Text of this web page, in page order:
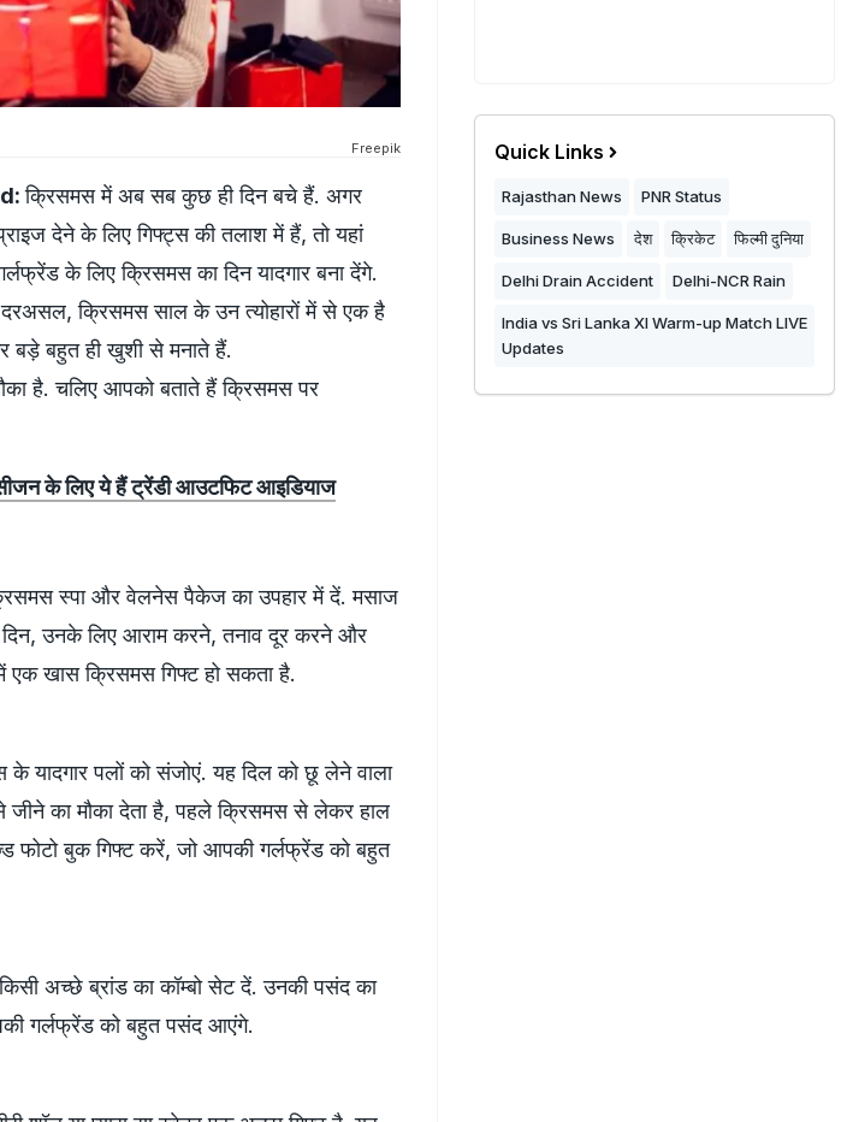
Freepik
क्रिसमस में अब सब कुछ ही दिन बचे हैं. अगर
देने के लिए गिफ्ट्स की तलाश में हैं, तो यहां
के लिए क्रिसमस का दिन यादगार बना देंगे.
क्रिसमस साल के उन त्योहारों में से एक है
बड़े बहुत ही खुशी से मनाते हैं.
है. चलिए आपको बताते हैं क्रिसमस पर
के लिए ये हैं ट्रेंडी आउटफिट आइडियाज
स्पा और वेलनेस पैकेज का उपहार में दें. मसाज
दिन, उनके लिए आराम करने, तनाव दूर करने और
एक खास क्रिसमस गिफ्ट हो सकता है.
यादगार पलों को संजोएं. यह दिल को छू लेने वाला
का मौका देता है, पहले क्रिसमस से लेकर हाल
फोटो बुक गिफ्ट करें, जो आपकी गर्लफ्रेंड को बहुत
अच्छे ब्रांड का कॉम्बो सेट दें. उनकी पसंद का
गर्लफ्रेंड को बहुत पसंद आएंगे.
Quick Links
Rajasthan News PNR Status
Business News देश क्रिकेट फिल्मी दुनिया
Delhi Drain Accident Delhi-NCR Rain
India vs Sri Lanka XI Warm-up Match LIVE
Updates